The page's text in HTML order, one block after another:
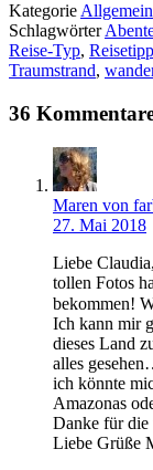
Kategorie Allgemein
Schlagwörter
Reise-Typ,
Traumstrand,
36
Maren von
27. Mai 2018
Liebe
tollen Fotos
bekommen!
Ich kann mir
dieses Land
alles
ich könnte
Amazonas
Danke für die
Liebe Grüße